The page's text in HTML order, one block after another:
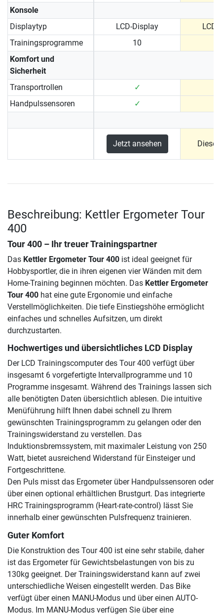
Konsole
Displaytyp
LCD-Display
Trainingsprogramme
10
Komfort und
Sicherheit
Transportrollen
✓
Handpulssensoren
✓
Jetzt ansehen
Beschreibung: Kettler Ergometer Tour
400
Tour 400 – Ihr treuer Trainingspartner
Das Kettler Ergometer Tour 400 ist ideal geeignet für
Hobbysportler, die in ihren eigenen vier Wänden mit dem
Home-Training beginnen möchten. Das Kettler Ergometer
Tour 400 hat eine gute Ergonomie und einfache
Verstellmöglichkeiten. Die tiefe Einstiegshöhe ermöglicht
einfaches und schnelles Aufsitzen, um direkt
durchzustarten.
Hochwertiges und übersichtliches LCD Display
Der LCD Trainingscomputer des Tour 400 verfügt über
insgesamt 6 vorgefertigte Intervallprogramme und 10
Programme insgesamt. Während des Trainings lassen sich
alle benötigten Daten übersichtlich ablesen. Die intuitive
Menüführung hilft Ihnen dabei schnell zu Ihrem
gewünschten Trainingsprogramm zu gelangen oder den
Trainingswiderstand zu verstellen. Das
Induktionsbremssystem, mit maximaler Leistung von 250
Watt, bietet ausreichend Widerstand für Einsteiger und
Fortgeschrittene.
Den Puls misst das Ergometer über Handpulssensoren oder
über einen optional erhältlichen Brustgurt. Das integrierte
HRC Trainingsprogramm (Heart-rate-control) lässt Sie
innerhalb einer gewünschten Pulsfrequenz trainieren.
Guter Komfort
Die Konstruktion des Tour 400 ist eine sehr stabile, daher
ist das Ergometer für Gewichtsbelastungen von bis zu
130kg geeignet. Der Trainingswiderstand kann auf zwei
unterschiedliche Weisen eingestellt werden. Das Bike
verfügt über einen MANU-Modus und über einen AUTO-
Modus. Im MANU-Modus verfügen Sie über eine